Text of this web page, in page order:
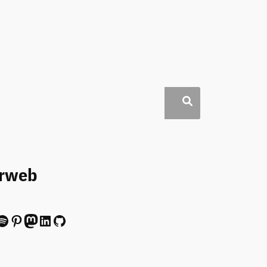
Pinterest Mastodon LinkedIn GitHub